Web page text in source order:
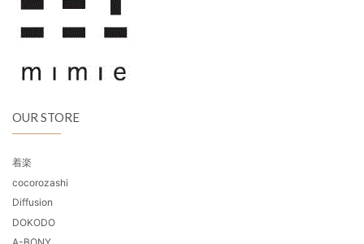
OUR STORE
着楽
cocorozashi
Diffusion
DOKODO